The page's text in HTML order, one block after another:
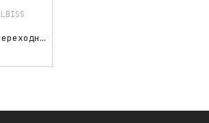
DEVILBISS PPS переходник нержавейка